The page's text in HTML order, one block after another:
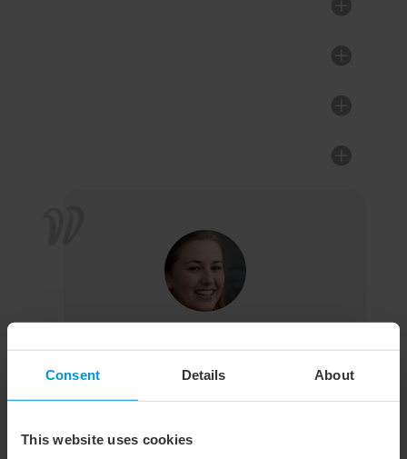
Consent Details About
This website uses cookies
nucení si najdu každý den pár minut času
a výsledky jsou super. Stále mě to